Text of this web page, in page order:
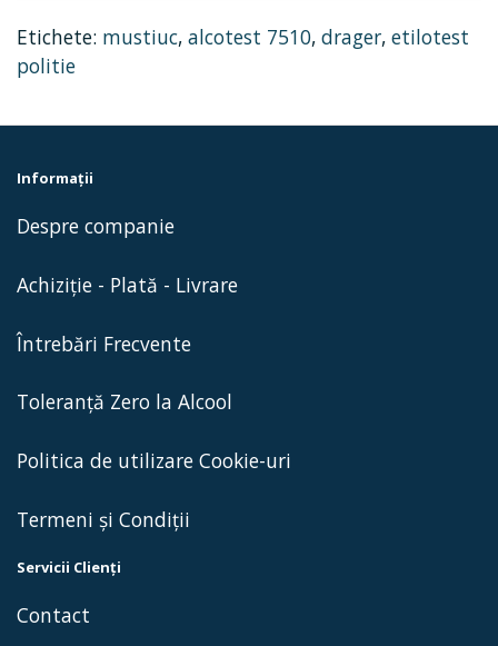
Etichete: mustiuc, alcotest 7510, drager, etilotest
politie
Informaţii
Despre companie
Achiziție - Plată - Livrare
Întrebări Frecvente
Toleranță Zero la Alcool
Politica de utilizare Cookie-uri
Termeni și Condiții
Servicii Clienţi
Contact